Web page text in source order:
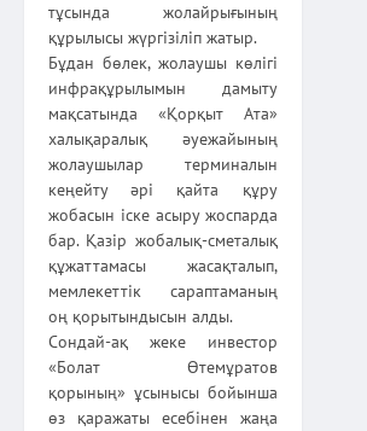
тұсында жолайрығының
құрылысы жүргізіліп жатыр.
Бұдан бөлек, жолаушы көлігі
инфрақұрылымын дамыту
мақса­тында «Қорқыт Ата»
халықаралық әуежайының
жолаушылар терминалын
кеңейту әрі қайта құру
жобасын іске асыру жоспарда
бар. Қазір жобалық-сметалық
құжаттамасы жасақталып,
мемлекеттік сараптаманың
оң қорытындысын алды.
Сондай-ақ жеке инвестор
«Болат Өтемұратов
қорының» ұсынысы бойынша
өз қаражаты есебінен жаңа